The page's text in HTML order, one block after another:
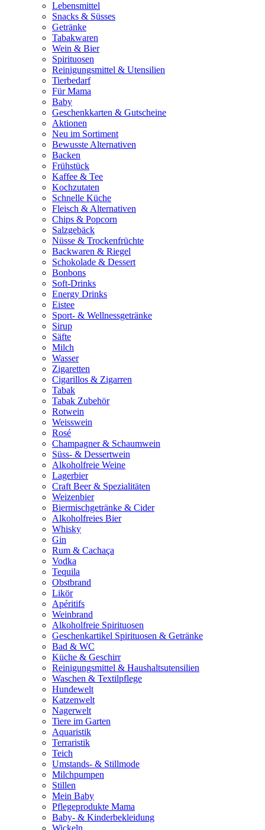
Lebensmittel
Snacks & Süsses
Getränke
Tabakwaren
Wein & Bier
Spirituosen
Reinigungsmittel & Utensilien
Tierbedarf
Für Mama
Baby
Geschenkkarten & Gutscheine
Aktionen
Neu im Sortiment
Bewusste Alternativen
Backen
Frühstück
Kaffee & Tee
Kochzutaten
Schnelle Küche
Fleisch & Alternativen
Chips & Popcorn
Salzgebäck
Nüsse & Trockenfrüchte
Backwaren & Riegel
Schokolade & Dessert
Bonbons
Soft-Drinks
Energy Drinks
Eistee
Sport- & Wellnessgetränke
Sirup
Säfte
Milch
Wasser
Zigaretten
Cigarillos & Zigarren
Tabak
Tabak Zubehör
Rotwein
Weisswein
Rosé
Champagner & Schaumwein
Süss- & Dessertwein
Alkoholfreie Weine
Lagerbier
Craft Beer & Spezialitäten
Weizenbier
Biermischgetränke & Cider
Alkoholfreies Bier
Whisky
Gin
Rum & Cachaça
Vodka
Tequila
Obstbrand
Likör
Apéritifs
Weinbrand
Alkoholfreie Spirituosen
Geschenkartikel Spirituosen & Getränke
Bad & WC
Küche & Geschirr
Reinigungsmittel & Haushaltsutensilien
Waschen & Textilpflege
Hundewelt
Katzenwelt
Nagerwelt
Tiere im Garten
Aquaristik
Terraristik
Teich
Umstands- & Stillmode
Milchpumpen
Stillen
Mein Baby
Pflegeprodukte Mama
Baby- & Kinderbekleidung
Wickeln